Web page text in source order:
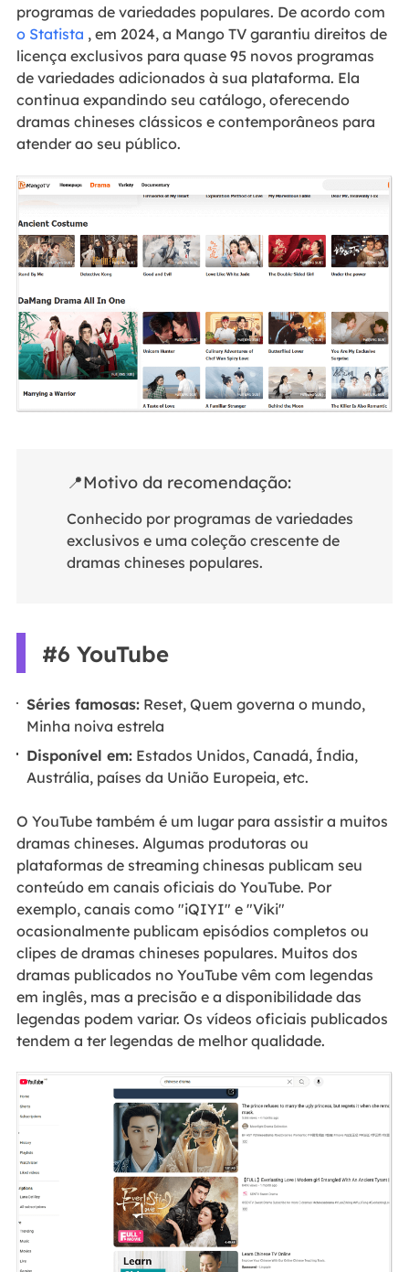
programas de variedades populares. De acordo com
o Statista , em 2024, a Mango TV garantiu direitos de
licença exclusivos para quase 95 novos programas
de variedades adicionados à sua plataforma. Ela
continua expandindo seu catálogo, oferecendo
dramas chineses clássicos e contemporâneos para
atender ao seu público.
📍Motivo da recomendação:
Conhecido por programas de variedades
exclusivos e uma coleção crescente de
dramas chineses populares.
#6 YouTube
Séries famosas: Reset, Quem governa o mundo,
Minha noiva estrela
Disponível em: Estados Unidos, Canadá, Índia,
Austrália, países da União Europeia, etc.
O YouTube também é um lugar para assistir a muitos
dramas chineses. Algumas produtoras ou
plataformas de streaming chinesas publicam seu
conteúdo em canais oficiais do YouTube. Por
exemplo, canais como "iQIYI" e "Viki"
ocasionalmente publicam episódios completos ou
clipes de dramas chineses populares. Muitos dos
dramas publicados no YouTube vêm com legendas
em inglês, mas a precisão e a disponibilidade das
legendas podem variar. Os vídeos oficiais publicados
tendem a ter legendas de melhor qualidade.